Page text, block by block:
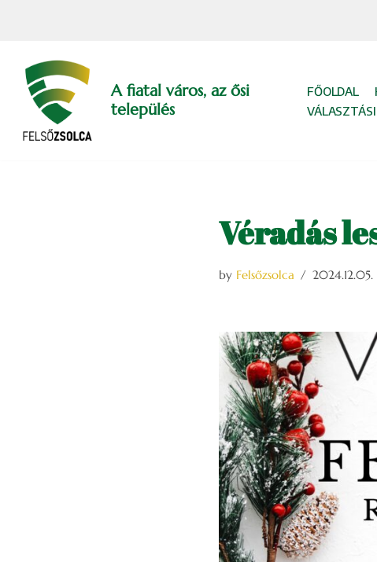
content
A fiatal város, az ősi
település
FŐOLDAL
Véradás
by Felsőzsolca 2024.12.05.